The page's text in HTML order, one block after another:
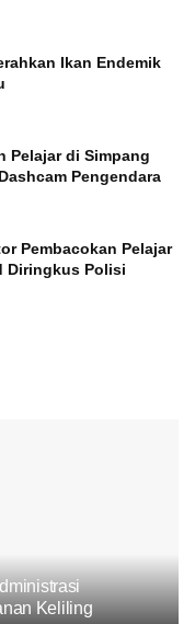
Ikan Endemik
Pelajar di Simpang
Pengendara
Pembacokan Pelajar
Diringkus Polisi
Keliling